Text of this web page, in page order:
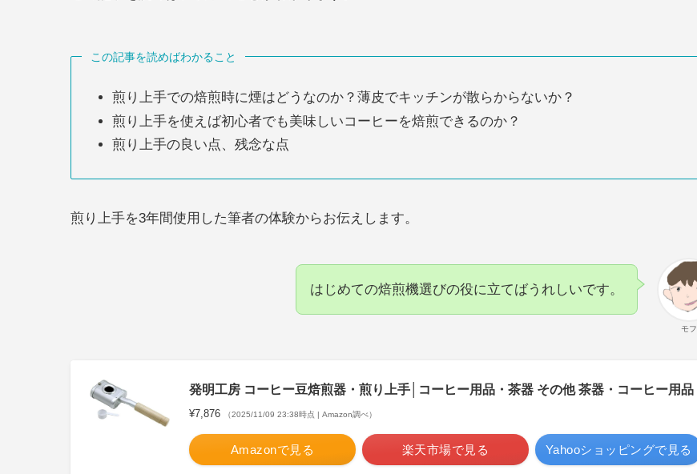
この記事を読めばわかること
煎り上手での焙煎時に煙はどうなのか？薄皮でキッチンが散らからないか？
煎り上手を使えば初心者でも美味しいコーヒーを焙煎できるのか？
煎り上手の良い点、残念な点
煎り上手を3年間使用した筆者の体験からお伝えします。
モフ
はじめての焙煎機選びの役に立てばうれしいです。
発明工房 コーヒー豆焙煎器・煎り上手│コーヒー用品・茶器 その他 茶器・コーヒー用品
¥7,876 （2025/11/09 23:38時点 | Amazon調べ）
Amazonで見る 楽天市場で見る Yahooショッピングで見る